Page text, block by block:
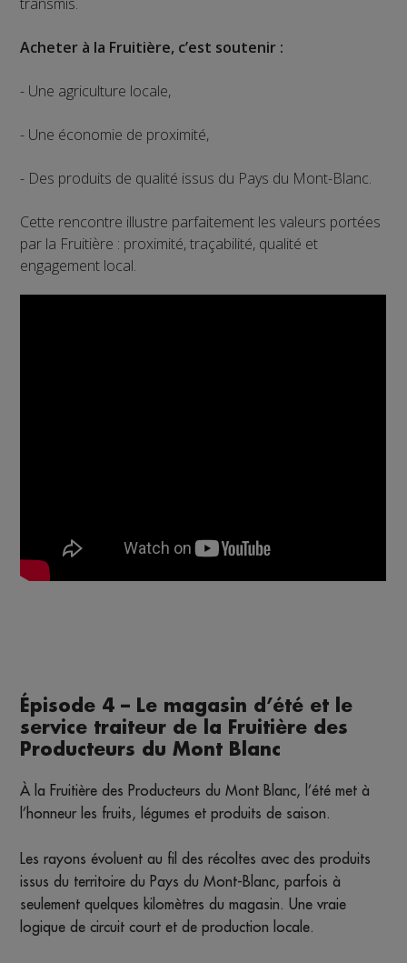
Acheter à la Fruitière, c’est soutenir :
- Une agriculture locale,
- Une économie de proximité,
- Des produits de qualité issus du Pays du Mont-Blanc.
Cette rencontre illustre parfaitement les valeurs portées
par la Fruitière : proximité, traçabilité, qualité et
engagement local.
Épisode 4 – Le magasin d’été et le
service traiteur de la Fruitière des
Producteurs du Mont Blanc
À la Fruitière des Producteurs du Mont Blanc, l’été met à
l’honneur les fruits, légumes et produits de saison.
Les rayons évoluent au fil des récoltes avec des produits
issus du territoire du Pays du Mont-Blanc, parfois à
seulement quelques kilomètres du magasin. Une vraie
logique de circuit court et de production locale.